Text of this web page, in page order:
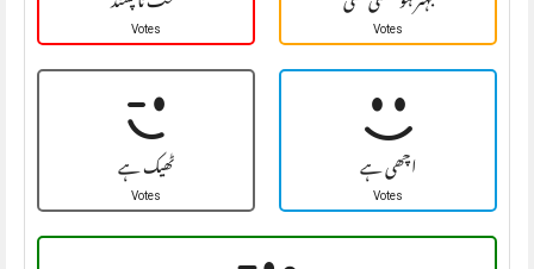
Votes Votes
ٹھیک ہے
Votes اچھی ہے
Votes